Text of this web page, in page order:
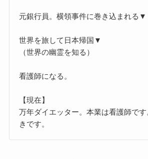
元銀行員。横領事件に巻き込まれる▼
世界を旅して日本帰国▼
（世界の幽霊を知る）
看護師になる。
【現在】
万年ダイエッター。本業は看護師で
きです。